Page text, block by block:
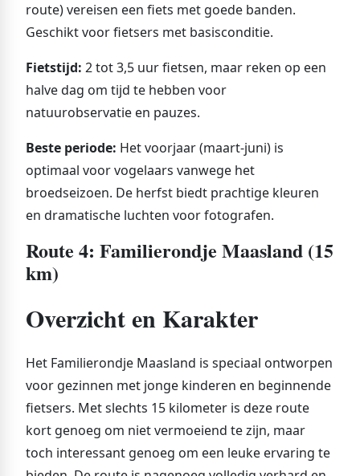
route) vereisen een fiets met goede banden.
Geschikt voor fietsers met basisconditie.
Fietstijd: 2 tot 3,5 uur fietsen, maar reken op een
halve dag om tijd te hebben voor
natuurobservatie en pauzes.
Beste periode: Het voorjaar (maart-juni) is
optimaal voor vogelaars vanwege het
broedseizoen. De herfst biedt prachtige kleuren
en dramatische luchten voor fotografen.
Route 4: Familierondje Maasland (15
km)
Overzicht en Karakter
Het Familierondje Maasland is speciaal ontworpen
voor gezinnen met jonge kinderen en beginnende
fietsers. Met slechts 15 kilometer is deze route
kort genoeg om niet vermoeiend te zijn, maar
toch interessant genoeg om een leuke ervaring te